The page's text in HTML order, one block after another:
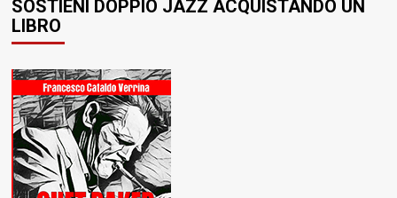
SOSTIENI DOPPIO JAZZ ACQUISTANDO UN
LIBRO